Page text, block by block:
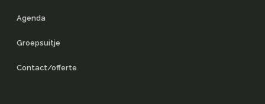
Agenda
Groepsuitje
Contact/offerte